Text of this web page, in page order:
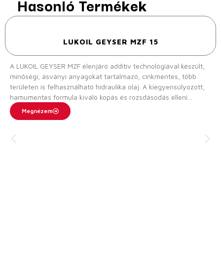
Hasonló Termékek
LUKOIL GEYSER MZF 15
A LUKOIL GEYSER MZF élenjáró additív technológiával készült,
minőségi, ásványi anyagokat tartalmazó, cinkmentes, több
területen is felhasználható hidraulika olaj. A kiegyensúlyozott,
hamumentes formula kiváló kopás és rozsdásodás elleni
védelmet, gyors levegőkiválasztást, valamint gyenge
habképződést biztosít. A LUKOIL GEYSER MZF a gyártó előírása
Megnézem